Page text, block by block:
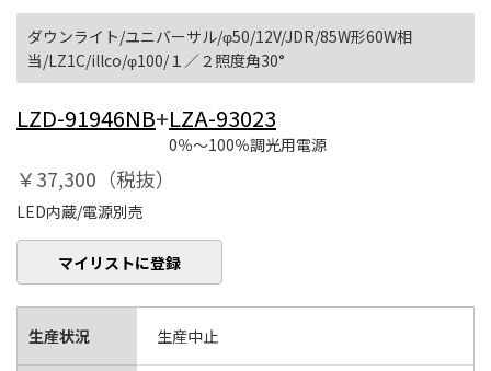
ダウンライト/ユニバーサル/φ50/12V/JDR/85W形60W相
当/LZ1C/illco/φ100/１／２照度角30°
LZD-91946NB+LZA-93023
0％～100％調光用電源
￥37,300（税抜）
LED内蔵/電源別売
マイリストに登録
生産状況 生産中止